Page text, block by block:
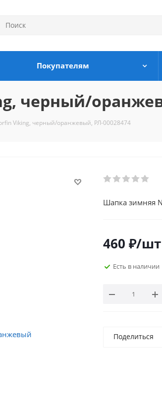
Покупателям
черный/
Viking, черный/оранжевый, РЛ-00028474
Шапка зимняя
460 ₽/шт
Есть в наличии
Поделиться